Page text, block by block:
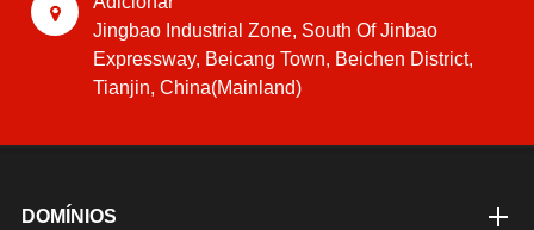
Jingbao Industrial Zone, South Of Jinbao
Expressway, Beicang Town, Beichen District,
Tianjin, China(Mainland)
DOMÍNIOS